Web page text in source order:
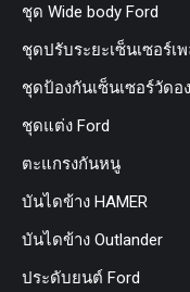
ชุด Wide body Ford
ชุดปรับระยะเซ็นเซอร์เ
ชุดป้องกันเซ็นเซอร์วัดอ
ชุดแต่ง Ford
ตะแกรงกันหนู
บันไดข้าง HAMER
บันไดข้าง Outlander
ประดับยนต์ Ford